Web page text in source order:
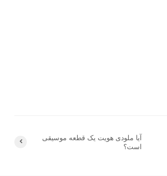
آیا ملودی هویت یک قطعه موسیقی
است؟